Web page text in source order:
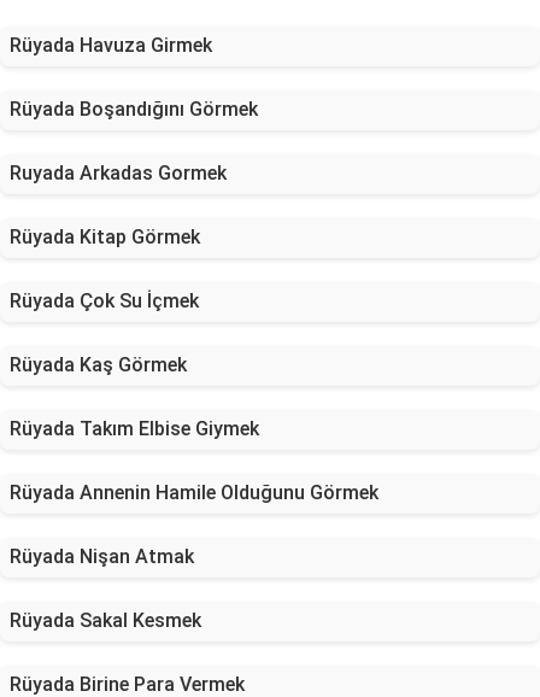
Rüyada Havuza Girmek
Rüyada Boşandığını Görmek
Ruyada Arkadas Gormek
Rüyada Kitap Görmek
Rüyada Çok Su İçmek
Rüyada Kaş Görmek
Rüyada Takım Elbise Giymek
Rüyada Annenin Hamile Olduğunu Görmek
Rüyada Nişan Atmak
Rüyada Sakal Kesmek
Rüyada Birine Para Vermek